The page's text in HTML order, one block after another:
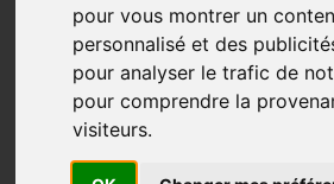
pour vous montrer un
personnalisé et des
pour analyser le trafic de
pour comprendre la
visiteurs.
Travail illégal : la
revenus de
Actualités